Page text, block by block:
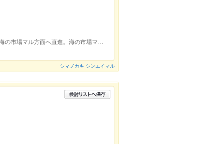
佐伯駅を背に、左手側の横断歩道を渡り、海の市場マル方面へ直進。海の市場マルを左手に見て突き当り、右手に100m
シマノカキ シンエイマル